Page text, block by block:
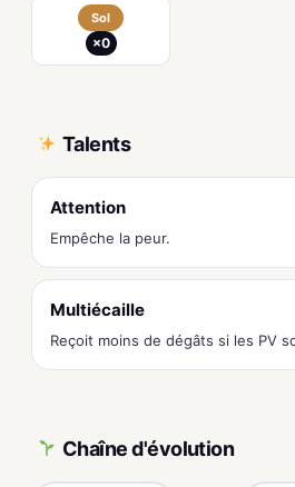
Sol
×0
Talents
Attention
Empêche la peur.
Multiécaille
Reçoit moins de dégâts si les PV
Chaîne d'évolution